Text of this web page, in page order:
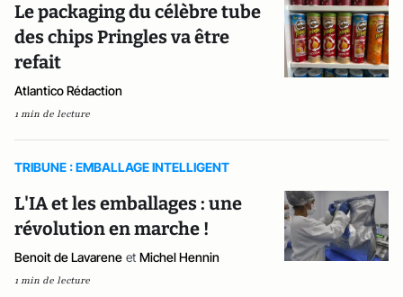
Le packaging du célèbre tube
des chips Pringles va être
refait
Atlantico Rédaction
1 min de lecture
TRIBUNE : EMBALLAGE INTELLIGENT
L'IA et les emballages : une
révolution en marche !
Benoit de Lavarene et Michel Hennin
1 min de lecture